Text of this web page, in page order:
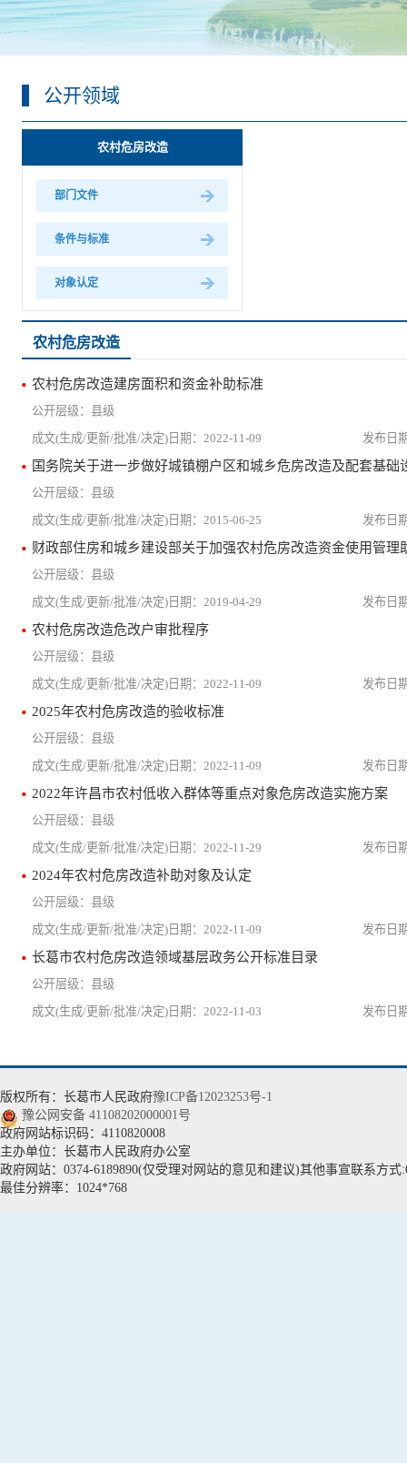
公开领域
农村危房改造
部门文件
条件与标准
对象认定
农村危房改造
农村危房改造建房面积和资金补助标准
县级
2022-11-09
县级
2015-06-25
县级
2019-04-29
农村危房改造危改户审批程序
县级
2022-11-09
2025年农村危房改造的验收标准
县级
2022-11-09
2022年许昌市农村低收入群体等重点对象危房改造实施方案
县级
2022-11-29
2024年农村危房改造补助对象及认定
县级
2022-11-09
长葛市农村危房改造领域基层政务公开标准目录
县级
2022-11-03
版权所有：长葛市人民政府豫ICP备12023253号-1
豫公网安备 41108202000001号
政府网站标识码：4110820008
主办单位：长葛市人民政府办公室
政府网站：0374-6189890(仅受理对网站的意见和建议)其他事宣联系方式
最佳分辨率：1024*768